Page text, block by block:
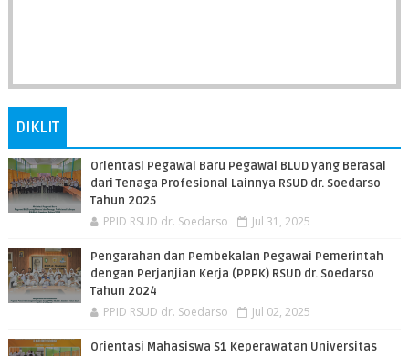
DIKLIT
Orientasi Pegawai Baru Pegawai BLUD yang Berasal
dari Tenaga Profesional Lainnya RSUD dr. Soedarso
Tahun 2025
PPID RSUD dr. Soedarso Jul 31, 2025
Pengarahan dan Pembekalan Pegawai Pemerintah
dengan Perjanjian Kerja (PPPK) RSUD dr. Soedarso
Tahun 2024
PPID RSUD dr. Soedarso Jul 02, 2025
Orientasi Mahasiswa S1 Keperawatan Universitas